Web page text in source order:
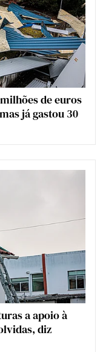
de euros
já gastou 30
a apoio à
diz